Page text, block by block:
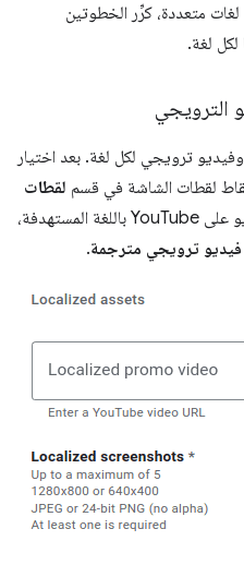
لغات متعددة، كرِّر الخطوتين
لكل لغة.
الترويجي
ترويجي لكل لغة. بعد اختيار
لقطات الشاشة في قسم لقطات
. إذا كان لديك فيديو على YouTube باللغة المستهدفة،
فيديو ترويجي مترجمة.